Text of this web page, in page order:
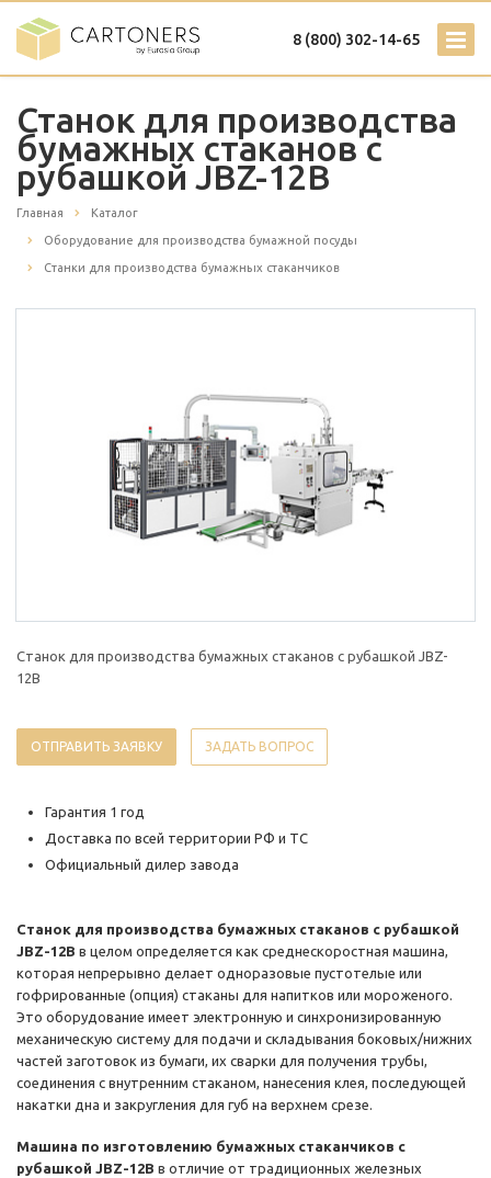
8 (800) 302-14-65
Станок для производства
бумажных стаканов с
рубашкой JBZ-12B
Главная Каталог
Оборудование для производства бумажной посуды
Станки для производства бумажных стаканчиков
Станок для производства бумажных стаканов с рубашкой JBZ-
12B
ОТПРАВИТЬ ЗАЯВКУ ЗАДАТЬ ВОПРОС
Гарантия 1 год
Доставка по всей территории РФ и ТС
Официальный дилер завода
Станок для производства бумажных стаканов с рубашкой
JBZ-12B в целом определяется как среднескоростная машина,
которая непрерывно делает одноразовые пустотелые или
гофрированные (опция) стаканы для напитков или мороженого.
Это оборудование имеет электронную и синхронизированную
механическую систему для подачи и складывания боковых/нижних
частей заготовок из бумаги, их сварки для получения трубы,
соединения с внутренним стаканом, нанесения клея, последующей
накатки дна и закругления для губ на верхнем срезе.
Машина по изготовлению бумажных стаканчиков с
рубашкой JBZ-12B в отличие от традиционных железных